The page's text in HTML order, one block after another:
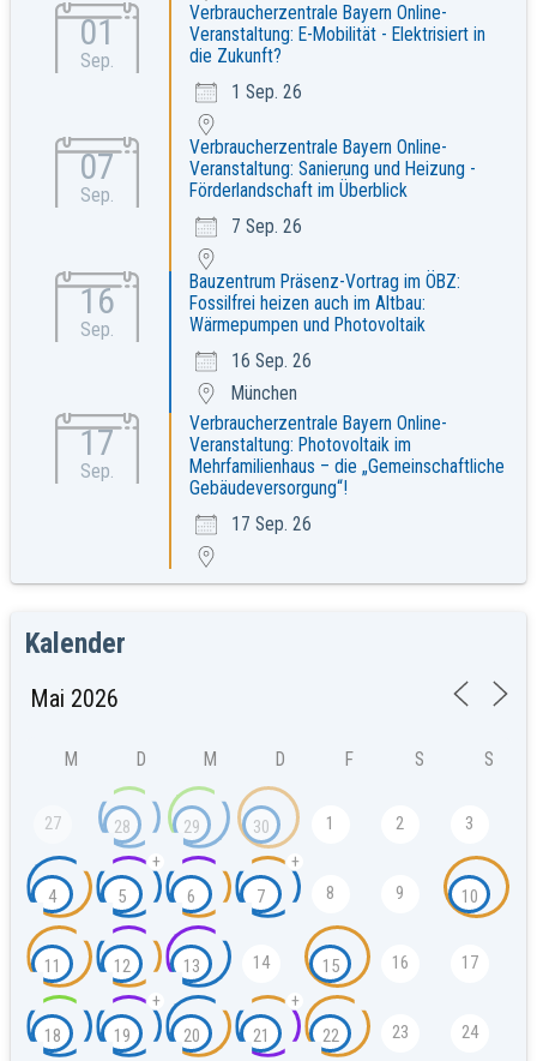
01
Sep.
Verbraucherzentrale Bayern Online-
Veranstaltung: E-Mobilität - Elektrisiert in
die Zukunft?
1 Sep. 26
07
Sep.
Verbraucherzentrale Bayern Online-
Veranstaltung: Sanierung und Heizung -
Förderlandschaft im Überblick
7 Sep. 26
16
Sep.
Bauzentrum Präsenz-Vortrag im ÖBZ:
Fossilfrei heizen auch im Altbau:
Wärmepumpen und Photovoltaik
16 Sep. 26
München
17
Sep.
Verbraucherzentrale Bayern Online-
Veranstaltung: Photovoltaik im
Mehrfamilienhaus – die „Gemeinschaftliche
Gebäudeversorgung“!
17 Sep. 26
Kalender
M D M D F S S
27 28 29 30 1 2 3
4 5
+
6 7
+
8 9 10
11 12 13 14 15 16 17
18 19
+
20 21
+
22 23 24